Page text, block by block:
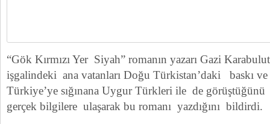
“Gök Kırmızı Yer Siyah” romanın yazarı Gazi
işgalindeki ana vatanları Doğu Türkistan’daki baskı
Türkiye’ye sığınana Uygur Türkleri ile de görüştüğünü
gerçek bilgilere ulaşarak bu romanı yazdığını bildirdi.